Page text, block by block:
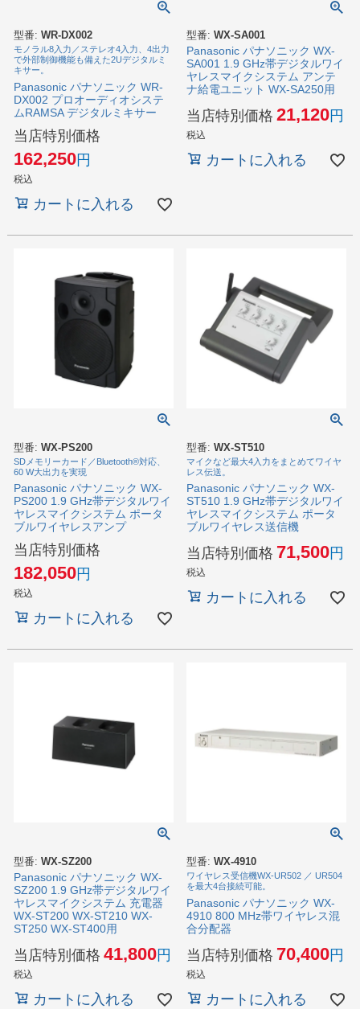
型番: WR-DX002
モノラル8入力／ステレオ4入力、4出力
で外部制御機能も備えた2Uデジタルミ
キサー。
Panasonic パナソニック WR-
DX002 プロオーディオシステ
ムRAMSA デジタルミキサー
当店特別価格
162,250
税込
カートに入れる
型番: WX-SA001
Panasonic パナソニック WX-
SA001 1.9 GHz帯デジタルワイ
ヤレスマイクシステム アンテ
ナ給電ユニット WX-SA250用
当店特別価格 21,120
税込
カートに入れる
型番: WX-PS200
SDメモリーカード／Bluetooth®対応、
60 W大出力を実現
Panasonic パナソニック WX-
PS200 1.9 GHz帯デジタルワイ
ヤレスマイクシステム ポータ
ブルワイヤレスアンプ
当店特別価格
182,050
税込
カートに入れる
型番: WX-ST510
マイクなど最大4入力をまとめてワイヤ
レス伝送。
Panasonic パナソニック WX-
ST510 1.9 GHz帯デジタルワイ
ヤレスマイクシステム ポータ
ブルワイヤレス送信機
当店特別価格 71,500
税込
カートに入れる
型番: WX-SZ200
Panasonic パナソニック WX-
SZ200 1.9 GHz帯デジタルワイ
ヤレスマイクシステム 充電器
WX-ST200 WX-ST210 WX-
ST250 WX-ST400用
当店特別価格 41,800
税込
カートに入れる
型番: WX-4910
ワイヤレス受信機WX-UR502 ／ UR504
を最大4台接続可能。
Panasonic パナソニック WX-
4910 800 MHz帯ワイヤレス混
合分配器
当店特別価格 70,400
税込
カートに入れる